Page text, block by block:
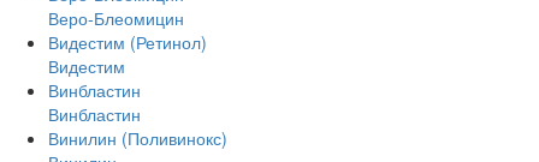
Веро-Блеомицин
Видестим (Ретинол)
Видестим
Винбластин
Винбластин
Винилин (Поливинокс)